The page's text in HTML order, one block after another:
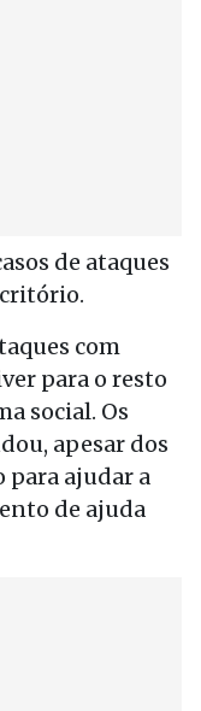
de ataques
com
para o resto
social. Os
apesar dos
para ajudar a
de ajuda